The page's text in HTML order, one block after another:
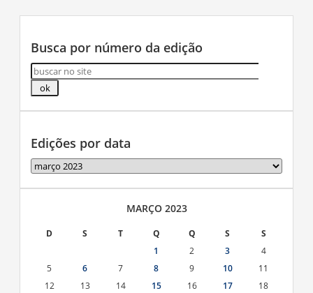
Busca por número da edição
Edições por data
Edições
por
data
MARÇO 2023
D S T Q Q S
S
1
2 3
4
5
6 7 8 9 10
11
12
13 14 15 16 17
18